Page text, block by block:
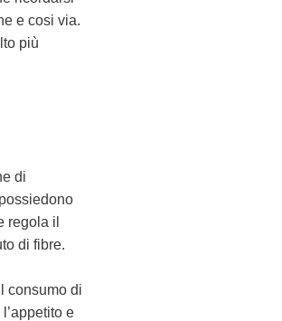
e cosi via.
più
di
regola il
di fibre.
consumo di
e